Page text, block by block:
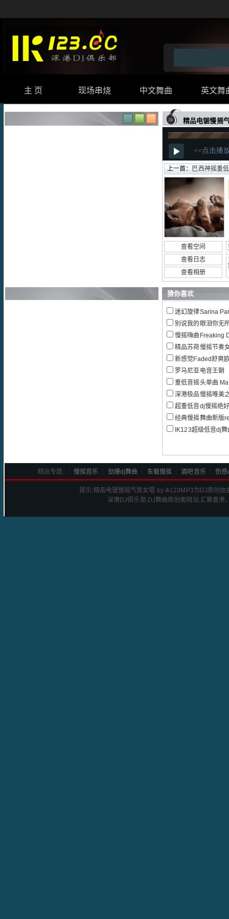
主 页 现场串烧 中文舞曲 英文舞
精品电锯慢摇
上一首：巴西神摇重低
查看空间
查看日志
查看相册
猜你喜欢
迷幻旋律Sarina
别说我的眼泪你无
慢摇嗨曲Freaking DJ
精品苏荷慢摇节奏
新感觉Faded舒爽
罗马尼亚电音王朝
重低音摇头单曲
深港极品慢摇唯美
超重低音dj慢摇绝
经典慢摇舞曲新版
IK123超级低音dj
精品专题: ┆ 慢摇音乐 劲爆dj舞曲 车载慢摇 ┆酒吧音乐┆伤感
提示:精品电锯慢摇气氛女唱 by ik123 MP3为DJ原创由
深港DJ俱乐部,DJ舞曲原创类网站,汇聚香港